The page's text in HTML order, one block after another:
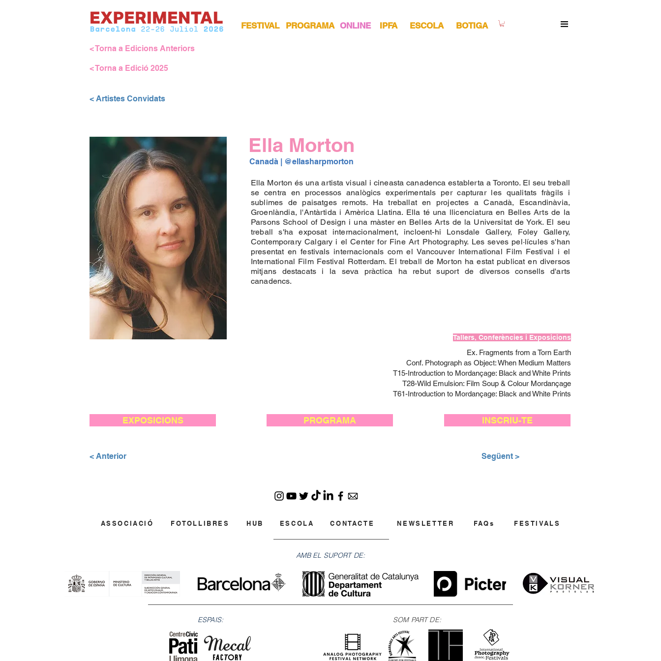
FESTIVAL PROGRAMA ESCOLA
IPFA
ONLINE BOTIGA
< Torna a Edicions Anteriors
< Torna a Edició 2025
< Artistes Convidats
Ella Morton
Canadà | @ellasharpmorton
Ella Morton és una artista visual i cineasta canadenca establerta a Toronto. El seu treball
se centra en processos analògics experimentals per capturar les qualitats fràgils i
sublimes de paisatges remots. Ha treballat en projectes a Canadà, Escandinàvia,
Groenlàndia, l'Antàrtida i Amèrica Llatina. Ella té una llicenciatura en Belles Arts de la
Parsons School of Design i una màster en Belles Arts de la Universitat de York. El seu
treball s'ha exposat internacionalment, incloent-hi Lonsdale Gallery, Foley Gallery,
Contemporary Calgary i el Center for Fine Art Photography. Les seves pel·lícules s'han
presentat en festivals internacionals com el Vancouver International Film Festival i el
International Film Festival Rotterdam. El treball de Morton ha estat publicat en diversos
mitjans destacats i la seva pràctica ha rebut suport de diversos consells d'arts
canadencs.
Tallers, Conferències i Exposicions
Ex. Fragments from a Torn Earth
Conf. Photograph as Object: When Medium Matters
T15-Introduction to Mordançage: Black and White Prints
T28-Wild Emulsion: Film Soup & Colour Mordançage
T61-Introduction to Mordançage: Black and White Prints
EXPOSICIONS PROGRAMA INSCRIU-TE
< Anterior Següent >
ASSOCIACIÓ FOTOLLIBRES HUB ESCOLA CONTACTE NEWSLETTER FAQs FESTIVALS
AMB EL SUPORT DE:
ESPAIS: SOM PART DE: